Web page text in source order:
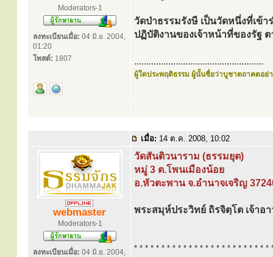
Moderators-1
ลงทะเบียนเมื่อ: 04 มิ.ย. 2004,
01:20
โพสต์: 1807
วัดป่าธรรมรังษี เป็นวัดหนึ่งที่เข้
ปฏิบัติงานของเจ้าหน้าที่ของรัฐ
.....................................................
ผู้ใดประพฤติธรรม ผู้นั้นชื่อว่าบูชาตถาคตอย่า
เมื่อ: 14 ต.ค. 2008, 10:02
webmaster
Moderators-1
ลงทะเบียนเมื่อ: 04 มิ.ย. 2004,
วัดสันติวนาราม (ธรรมยุต)
หมู่ 3 ต.โพนเมืองน้อย
อ.หัวตะพาน จ.อำนาจเจริญ
พระสมุห์ประวิทย์ ถิรจิตฺโต เจ้าอา
* * * * * * * * * * * * * * * * * * * * * * * * *